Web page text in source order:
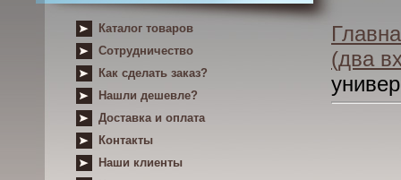
Каталог товаров
Сотрудничество
Как сделать заказ?
Нашли дешевле?
Доставка и оплата
Контакты
Наши клиенты
(два